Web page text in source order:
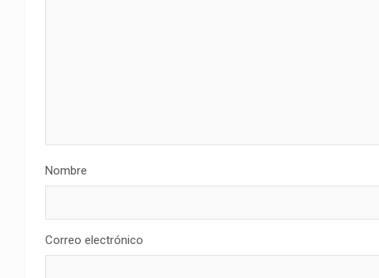
Nombre
Correo electrónico